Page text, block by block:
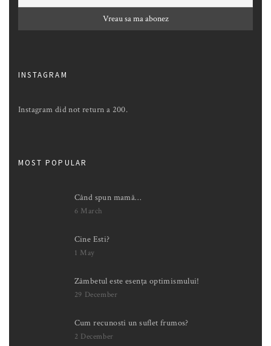
INSTAGRAM
Instagram did not return a 200.
MOST POPULAR
Când spun mamă…
6 March
Cine Esti?
1 May
Zâmbetul este esența optimismului!
29 December
Cum recunosti un suflet frumos?
2 December